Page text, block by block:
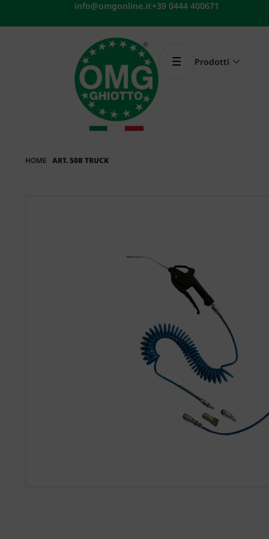
contenuto
info@omgonline.it+39 0444 400671
Prodotti
HOME ART. 50B TRUCK